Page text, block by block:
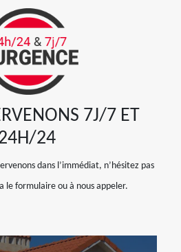
7J/7 ET
24
dans l’immédiat, n’hésitez pas
le formulaire ou à nous appeler.